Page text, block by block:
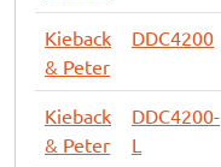
Kieback
& Peter
DDC4200
Kieback
& Peter
DDC4200-
L